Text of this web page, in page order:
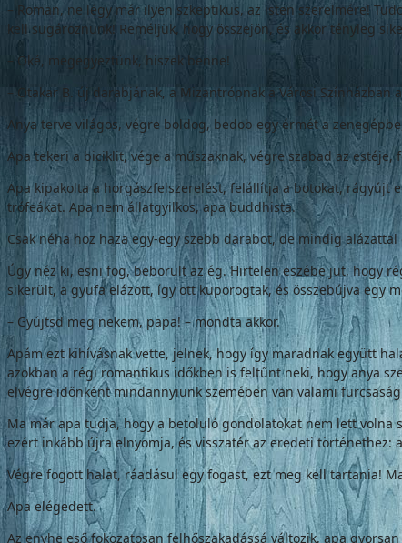
– Roman, ne légy már ilyen szkeptikus, az isten szerelmére!
kell sugároznunk! Reméljük, hogy összejön, és akkor tényleg
– Oké, megegyeztünk, hiszek benne!
– Otakar B. új darabjának, a Mizantrópnak a Városi
Anya terve világos, végre boldog, bedob egy érmét a
Apa tekeri a biciklit, vége a műszaknak, végre szabad az
Apa kipakolta a horgászfelszerelést, felállítja a botokat, rágyújt
trófeákat. Apa nem állatgyilkos, apa buddhista.
Csak néha hoz haza egy-egy szebb darabot, de mindig
Úgy néz ki, esni fog, beborult az ég. Hirtelen eszébe jut, hogy
sikerült, a gyufa elázott, így ott kuporogtak, és összebújva egy
– Gyújtsd meg nekem, papa! – mondta akkor.
Apám ezt kihívásnak vette, jelnek, hogy így maradnak együtt
azokban a régi romantikus időkben is feltűnt neki, hogy anya
elvégre időnként mindannyiunk szemében van valami
Ma már apa tudja, hogy a betoluló gondolatokat nem lett
ezért inkább újra elnyomja, és visszatér az eredeti történethez:
Végre fogott halat, ráadásul egy fogast, ezt meg kell tartania!
Apa elégedett.
Az enyhe eső fokozatosan felhőszakadássá változik, apa